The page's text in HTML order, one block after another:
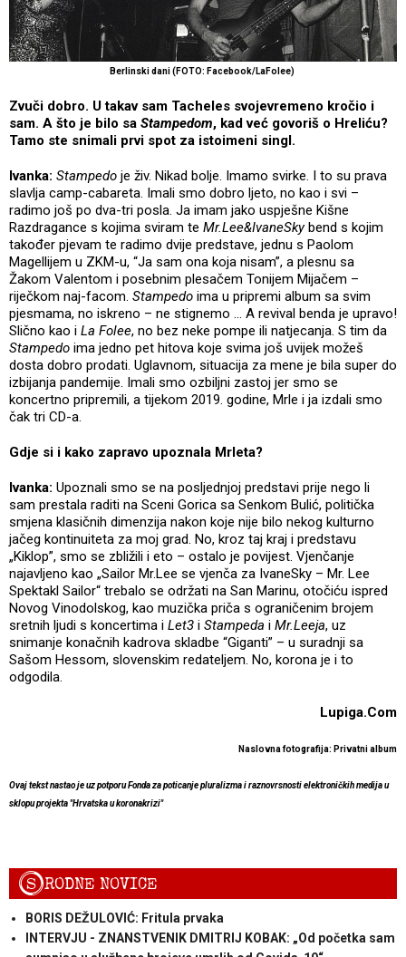
Berlinski dani (FOTO: Facebook/LaFolee)
Zvuči dobro. U takav sam Tacheles svojevremeno kročio i
sam. A što je bilo sa Stampedom, kad već govoriš o Hreliću?
Tamo ste snimali prvi spot za istoimeni singl.
Ivanka: Stampedo je živ. Nikad bolje. Imamo svirke. I to su prava
slavlja camp-cabareta. Imali smo dobro ljeto, no kao i svi –
radimo još po dva-tri posla. Ja imam jako uspješne Kišne
Razdragance s kojima sviram te Mr.Lee&IvaneSkybend s kojim
također pjevam te radimo dvije predstave, jednu s Paolom
Magellijem u ZKM-u, “Ja sam ona koja nisam”, a plesnu sa
Žakom Valentom i posebnim plesačem Tonijem Mijačem –
riječkom naj-facom. Stampedo ima u pripremi album sa svim
pjesmama, no iskreno – ne stignemo ... A revival benda je upravo!
Slično kao i La Folee, no bez neke pompe ili natjecanja. S tim da
Stampedo ima jedno pet hitova koje svima još uvijek možeš
dosta dobro prodati. Uglavnom, situacija za mene je bila super do
izbijanja pandemije. Imali smo ozbiljni zastoj jer smo se
koncertno pripremili, a tijekom 2019. godine, Mrle i ja izdali smo
čak tri CD-a.
Gdje si i kako zapravo upoznala Mrleta?
Ivanka: Upoznali smo se na posljednjoj predstavi prije nego li
sam prestala raditi na Sceni Gorica sa Senkom Bulić, politička
smjena klasičnih dimenzija nakon koje nije bilo nekog kulturno
jačeg kontinuiteta za moj grad. No, kroz taj kraj i predstavu
„Kiklop”, smo se zbližili i eto – ostalo je povijest. Vjenčanje
najavljeno kao „Sailor Mr.Lee se vjenča za IvaneSky – Mr. Lee
Spektakl Sailor“ trebalo se održati na San Marinu, otočiću ispred
Novog Vinodolskog, kao muzička priča s ograničenim brojem
sretnih ljudi s koncertima i Let3 i Stampeda i Mr.Leeja, uz
snimanje konačnih kadrova skladbe “Giganti” – u suradnji sa
Sašom Hessom, slovenskim redateljem. No, korona je i to
odgodila.
Lupiga.Com
Naslovna fotografija: Privatni album
Ovaj tekst nastao je uz potporu Fonda za poticanje pluralizma i raznovrsnosti elektroničkih medija u
sklopu projekta "Hrvatska u koronakrizi"
SRODNE NOVICE
BORIS DEŽULOVIĆ: Fritula prvaka
INTERVJU - ZNANSTVENIK DMITRIJ KOBAK: „Od početka sam